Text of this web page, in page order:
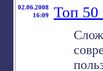
02.06.2008
16:09
Топ